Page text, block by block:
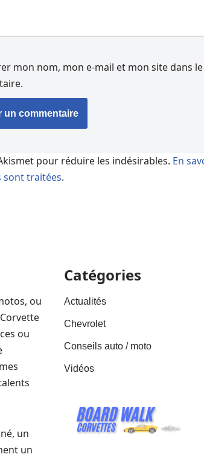
mon nom, mon e-mail et mon site dans
pour réduire les indésirables. En
sont traitées.
ou
ou
un
un
Catégories
Actualités
Chevrolet
Conseils auto / moto
Vidéos